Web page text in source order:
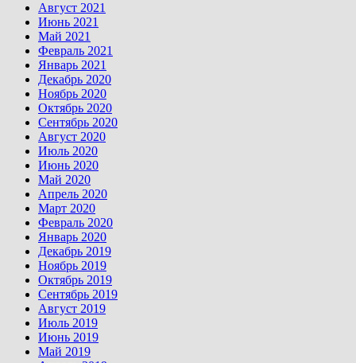
Август 2021
Июнь 2021
Май 2021
Февраль 2021
Январь 2021
Декабрь 2020
Ноябрь 2020
Октябрь 2020
Сентябрь 2020
Август 2020
Июль 2020
Июнь 2020
Май 2020
Апрель 2020
Март 2020
Февраль 2020
Январь 2020
Декабрь 2019
Ноябрь 2019
Октябрь 2019
Сентябрь 2019
Август 2019
Июль 2019
Июнь 2019
Май 2019